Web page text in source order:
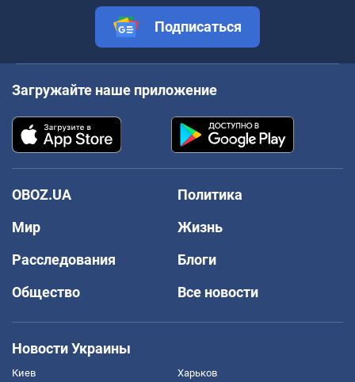
Подписаться
Загружайте наше приложение
OBOZ.UA
Политика
Мир
Жизнь
Расследования
Блоги
Общество
Все новости
Новости Украины
Киев Харьков